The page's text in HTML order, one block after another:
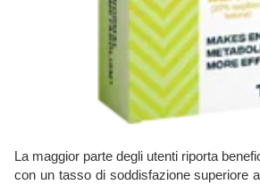
La maggior parte degli utenti riporta
con un tasso di soddisfazione superiore